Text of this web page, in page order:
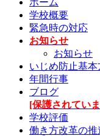
学校概要
緊急時の対応
お知らせ
お知らせ
いじめ防止基本
年間行事
ブログ
[保護されてい
学校評価
働き方改革の推